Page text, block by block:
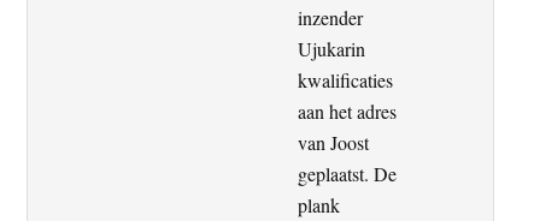
inzender
Ujukarin
kwalificaties
aan het adres
van Joost
geplaatst. De
plank